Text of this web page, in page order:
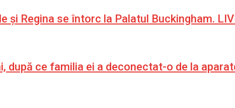
și Regina se întorc la Palatul Buckingham.
după ce familia ei a deconectat-o de la